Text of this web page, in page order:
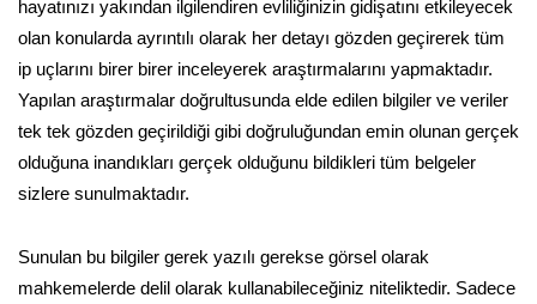
hayatınızı yakından ilgilendiren evliliğinizin gidişatını etkileyecek
olan konularda ayrıntılı olarak her detayı gözden geçirerek tüm
ip uçlarını birer birer inceleyerek araştırmalarını yapmaktadır.
Yapılan araştırmalar doğrultusunda elde edilen bilgiler ve veriler
tek tek gözden geçirildiği gibi doğruluğundan emin olunan gerçek
olduğuna inandıkları gerçek olduğunu bildikleri tüm belgeler
sizlere sunulmaktadır.
Sunulan bu bilgiler gerek yazılı gerekse görsel olarak
mahkemelerde delil olarak kullanabileceğiniz niteliktedir. Sadece